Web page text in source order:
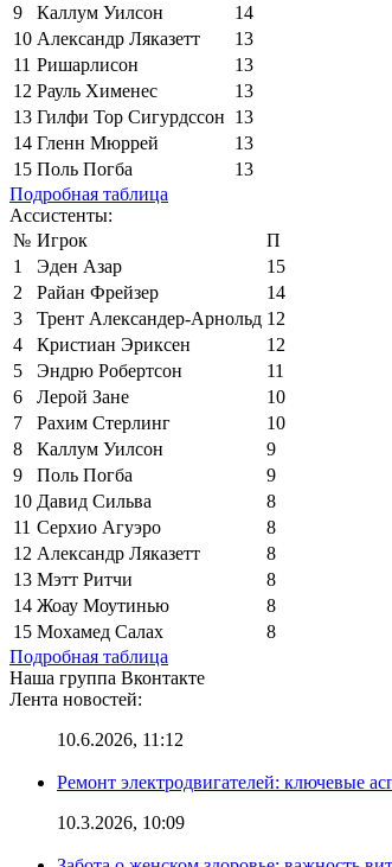
9
Каллум Уилсон
14
10 Александр Ляказетт
13
11 Ришарлисон
13
12 Рауль Хименес
13
13 Гилфи Тор Сигурдссон 13
14 Гленн Мюррей
13
15 Поль Погба
13
Подробная таблица
Ассистенты:
№ Игрок
П
1
Эден Азар
15
2
Райан Фрейзер
14
3
Трент Александер-Арнольд 12
4
Кристиан Эриксен
12
5
Эндрю Робертсон
11
6
Лерой Зане
10
7
Рахим Стерлинг
10
8
Каллум Уилсон
9
9
Поль Погба
9
10 Давид Сильва
8
11 Серхио Агуэро
8
12 Александр Ляказетт
8
13 Мэтт Ритчи
8
14 Жоау Моутинью
8
15 Мохамед Салах
8
Подробная таблица
Наша группа Вконтакте
Лента новостей:
10.6.2026, 11:12
Ремонт электродвигателей: ключевые
10.3.2026, 10:09